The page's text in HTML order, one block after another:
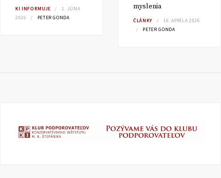
KI INFORMUJE
1. JÚNA
2026
PETER GONDA
myslenia
ČLÁNKY
16. APRÍLA 2026
PETER GONDA